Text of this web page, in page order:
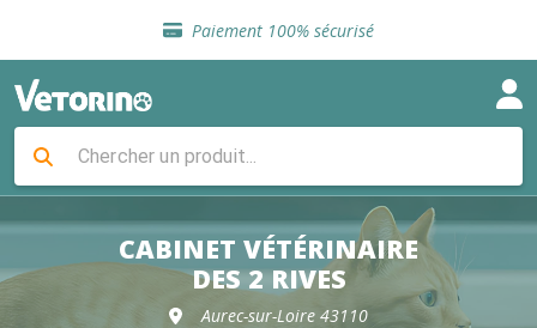
Paiement 100% sécurisé
Livraison gratuite en clinique vétérinaire
Sélection de croquettes vétérinaire
Livraison gratuite en clinique vétérinaire
Retour gratuit en clinique
Sélection de croquettes vétérinaire
CABINET VÉTÉRINAIRE
DES 2 RIVES
Aurec-sur-Loire 43110